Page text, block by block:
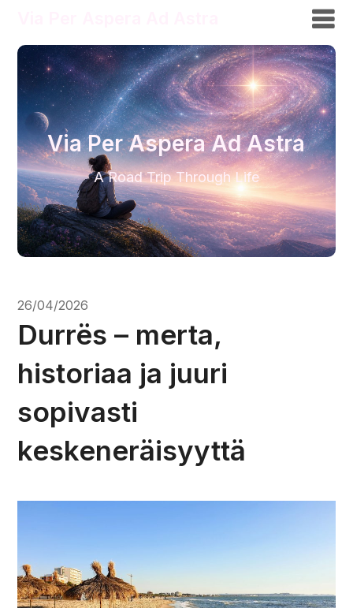
Via Per Aspera Ad Astra
A Road Trip Through Life
26/04/2026
Durrës – merta,
historiaa ja juuri
sopivasti
keskeneräisyyttä